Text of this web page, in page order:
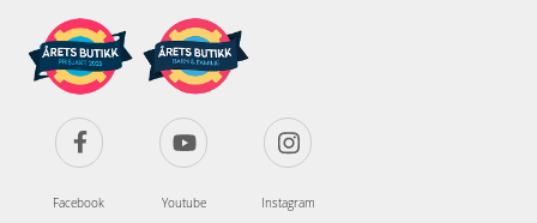
Facebook Youtube Instagram